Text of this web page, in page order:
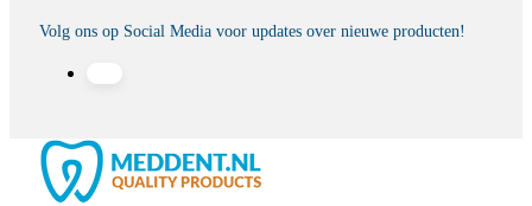
Volg ons op Social Media voor updates over nieuwe producten!